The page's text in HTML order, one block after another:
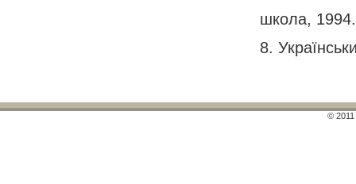
школа, 1994.
8.
©